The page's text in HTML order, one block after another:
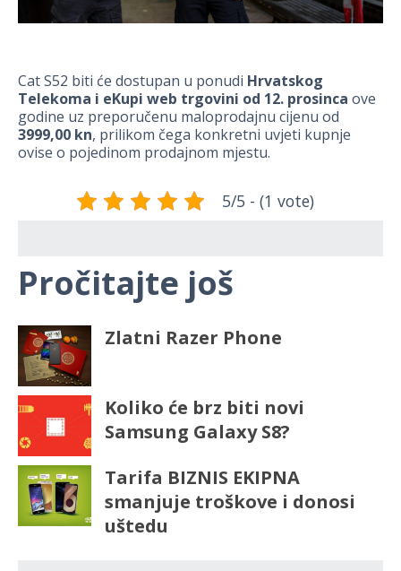
Cat S52 biti će dostupan u ponudi Hrvatskog
Telekoma i eKupi web trgovini od 12. prosinca ove
godine uz preporučenu maloprodajnu cijenu od
3999,00 kn, prilikom čega konkretni uvjeti kupnje
ovise o pojedinom prodajnom mjestu.
5/5 - (1 vote)
Pročitajte još
Zlatni Razer Phone
Koliko će brz biti novi
Samsung Galaxy S8?
Tarifa BIZNIS EKIPNA
smanjuje troškove i donosi
uštedu